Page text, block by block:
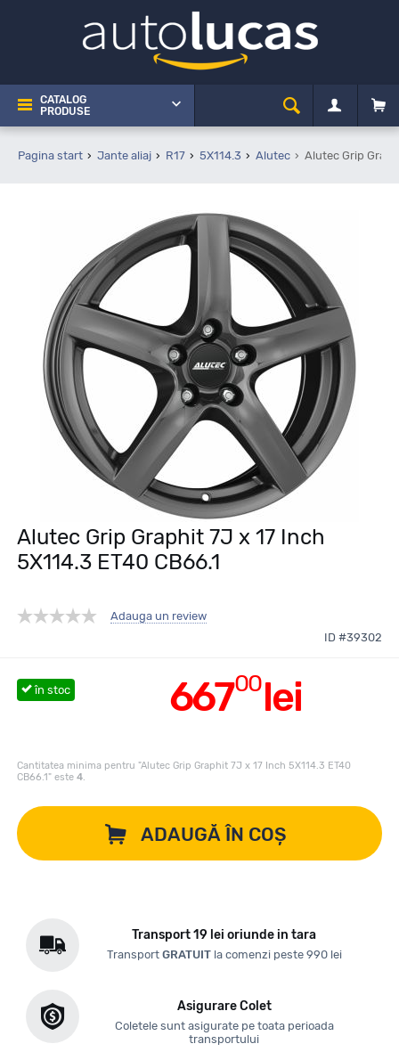
CATALOG
PRODUSE
Pagina start Jante aliaj R17 5X114.3 Alutec Alutec Grip
Alutec Grip Graphit 7J x 17 Inch
5X114.3 ET40 CB66.1
Adauga un review
ID #39302
66700lei
în stoc
Cantitatea minima pentru "Alutec Grip Graphit 7J x 17 Inch 5X114.3 ET40
CB66.1" este 4.
ADAUGĂ ÎN COȘ
Transport 19 lei oriunde in tara
Transport GRATUITla comenzi peste 990 lei
Asigurare Colet
Coletele sunt asigurate pe toata perioada
transportului